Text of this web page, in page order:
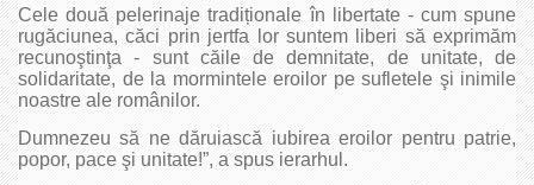
Cele două pelerinaje tradiționale în libertate - cum spune
rugăciunea, căci prin jertfa lor suntem liberi să exprimăm
recunoştinţa - sunt căile de demnitate, de unitate, de
solidaritate, de la mormintele eroilor pe sufletele şi inimile
noastre ale românilor.
Dumnezeu să ne dăruiască iubirea eroilor pentru patrie,
popor, pace şi unitate!”, a spus ierarhul.